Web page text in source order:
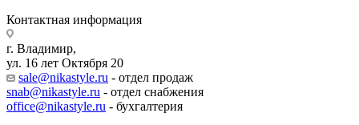
Контактная информация
г. Владимир,
ул. 16 лет Октября 20
sale@nikastyle.ru - отдел продаж
snab@nikastyle.ru - отдел снабжения
office@nikastyle.ru - бухгалтерия